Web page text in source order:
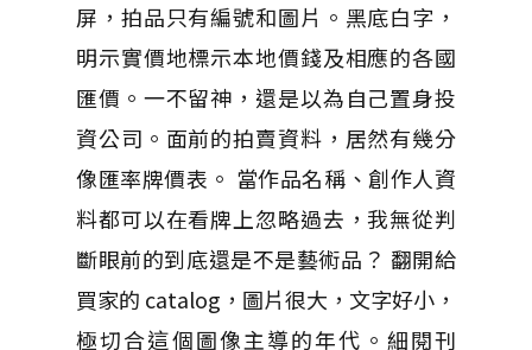
屏，拍品只有編號和圖片。黑底白字，
明示實價地標示本地價錢及相應的各國
匯價。一不留神，還是以為自己置身投
資公司。面前的拍賣資料，居然有幾分
像匯率牌價表。 當作品名稱、創作人資
料都可以在看牌上忽略過去，我無從判
斷眼前的到底還是不是藝術品？ 翻開給
買家的 catalog，圖片很大，文字好小，
極切合這個圖像主導的年代。細閱刊